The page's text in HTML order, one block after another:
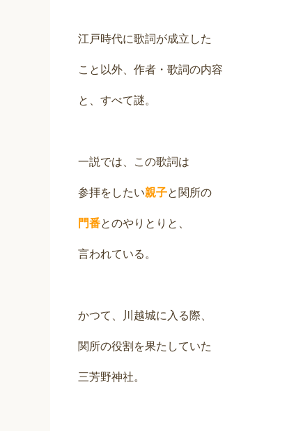
江戸時代に歌詞が成立した
こと以外、作者・歌詞の内容
と、すべて謎。
一説では、この歌詞は
参拝をしたい親子と関所の
門番とのやりとりと、
言われている。
かつて、川越城に入る際、
関所の役割を果たしていた
三芳野神社。